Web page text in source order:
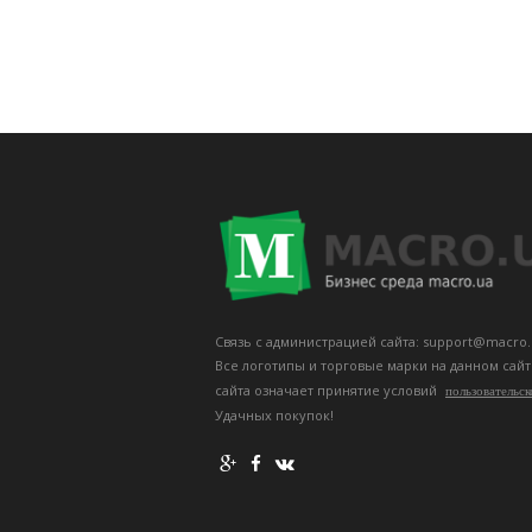
Связь с администрацией сайта:
Все логотипы и торговые марки на данном
сайта означает принятие условий
Удачных покупок!